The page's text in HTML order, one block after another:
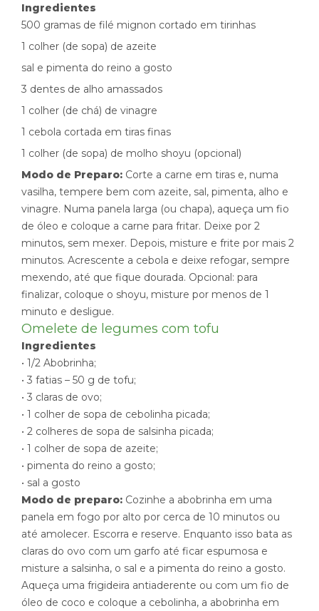
Ingredientes
500 gramas de filé mignon cortado em tirinhas
1 colher (de sopa) de azeite
sal e pimenta do reino a gosto
3 dentes de alho amassados
1 colher (de chá) de vinagre
1 cebola cortada em tiras finas
1 colher (de sopa) de molho shoyu (opcional)
Modo de Preparo: Corte a carne em tiras e, numa
vasilha, tempere bem com azeite, sal, pimenta, alho e
vinagre. Numa panela larga (ou chapa), aqueça um fio
de óleo e coloque a carne para fritar. Deixe por 2
minutos, sem mexer. Depois, misture e frite por mais 2
minutos. Acrescente a cebola e deixe refogar, sempre
mexendo, até que fique dourada. Opcional: para
finalizar, coloque o shoyu, misture por menos de 1
minuto e desligue.
Omelete de legumes com tofu
Ingredientes
• 1/2 Abobrinha;
• 3 fatias – 50 g de tofu;
• 3 claras de ovo;
• 1 colher de sopa de cebolinha picada;
• 2 colheres de sopa de salsinha picada;
• 1 colher de sopa de azeite;
• pimenta do reino a gosto;
• sal a gosto
Modo de preparo: Cozinhe a abobrinha em uma
panela em fogo por alto por cerca de 10 minutos ou
até amolecer. Escorra e reserve. Enquanto isso bata as
claras do ovo com um garfo até ficar espumosa e
misture a salsinha, o sal e a pimenta do reino a gosto.
Aqueça uma frigideira antiaderente ou com um fio de
óleo de coco e coloque a cebolinha, a abobrinha em